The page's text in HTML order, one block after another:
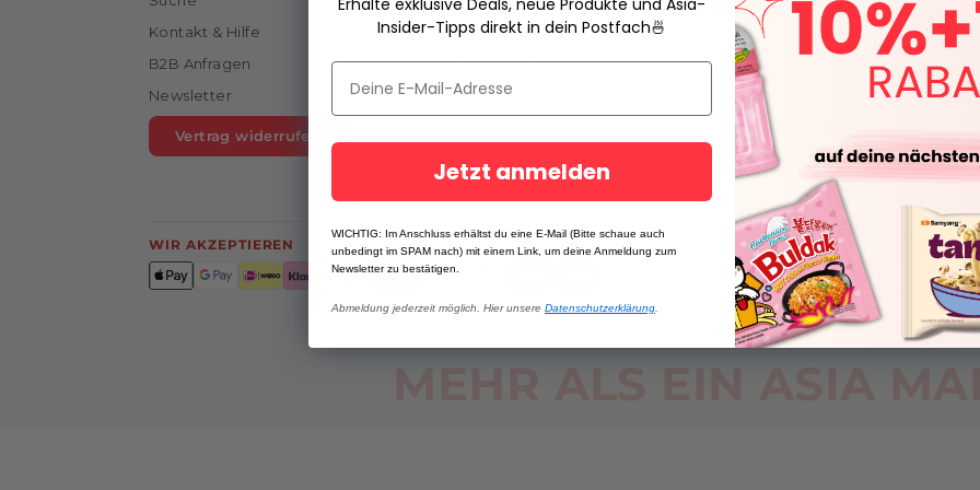
Kontakt & Hilfe
B2B Anfragen
Newsletter
Vertrag widerrufen
Häufige Fragen
Bonuspunkte
Information über die Echtheit
von Kundenbewertungen
Widerrufsrecht
Datenschutzerklärung
AGBs
Versand und Zahlung
Personenbezogene Daten
anfordern
WIR AKZEPTIEREN
© 2026 MAOMAO
Erhalte exklusive Deals, neue Produkte und Asia-
Insider-Tipps direkt in dein Postfach🍜
Jetzt anmelden
WICHTIG: Im Anschluss erhältst du eine E-Mail (Bitte schaue auch
unbedingt im SPAM nach) mit einem Link, um deine Anmeldung zum
Newsletter zu bestätigen.
Abmeldung jederzeit möglich. Hier unsere Datenschutzerklärung